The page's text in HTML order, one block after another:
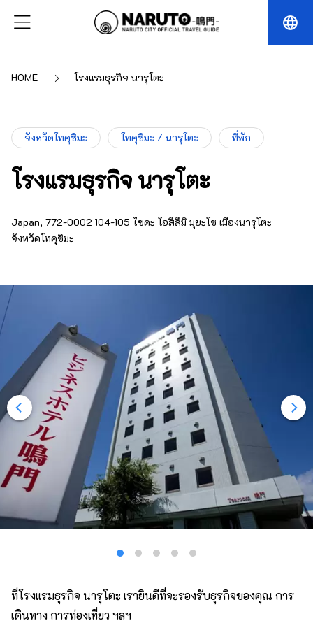
language
HOME โรงแรมธุรกิจ นารุโตะ
จังหวัดโทคุชิมะ โทคุชิมะ / นารุโตะ ที่พัก
โรงแรมธุรกิจ นารุโตะ
Japan, 772-0002 104-105 ไซดะ โอสึสึมิ มุยะโช เมืองนารุโตะ
จังหวัดโทคุชิมะ
ที่โรงแรมธุรกิจ นารุโตะ เรายินดีที่จะรองรับธุรกิจของคุณ การ
เดินทาง การท่องเที่ยว ฯลฯ